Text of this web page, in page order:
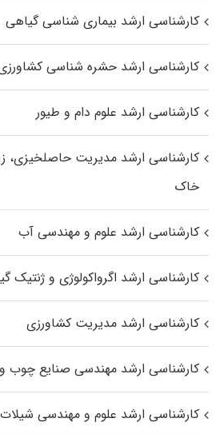
کارشناسی ارشد بیماری‌ شناسی گیاهی
کارشناسی ارشد حشره‌ شناسی
کارشناسی ارشد علوم دام و طیور
کارشناسی ارشد مدیریت حاصلخیزی،
خاک
کارشناسی ارشد علوم و مهندسی آب
کارشناسی ارشد اگرواکولوژی و ژنتیک
کارشناسی ارشد مدیریت کشاورزی
کارشناسی ارشد مهندسی صنایع چوب
کارشناسی ارشد علوم و مهندسی شیلات